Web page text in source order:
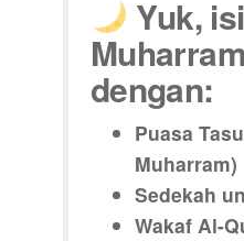
Yuk,
dengan:
Puasa
Muharram)
Sedekah
Wakaf Al-